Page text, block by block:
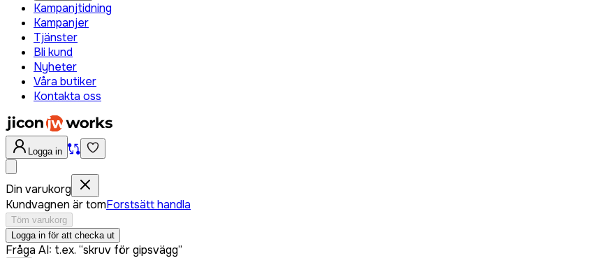
Kampanjtidning
Kampanjer
Tjänster
Bli kund
Nyheter
Våra butiker
Kontakta oss
Logga in
Din varukorg
Kundvagnen är tomForstsätt handla
Töm varukorg
Logga in för att checka ut
Fråga AI: t.ex. “skruv för gipsvägg”